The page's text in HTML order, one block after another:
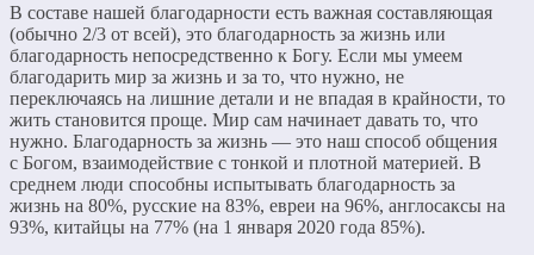
В составе нашей благодарности есть важная составляющая
(обычно 2/3 от всей), это благодарность за жизнь или
благодарность непосредственно к Богу. Если мы умеем
благодарить мир за жизнь и за то, что нужно, не
переключаясь на лишние детали и не впадая в крайности, то
жить становится проще. Мир сам начинает давать то, что
нужно. Благодарность за жизнь — это наш способ общения
с Богом, взаимодействие с тонкой и плотной материей. В
среднем люди способны испытывать благодарность за
жизнь на 80%, русские на 83%, евреи на 96%, англосаксы на
93%, китайцы на 77% (на 1 января 2020 года 85%).